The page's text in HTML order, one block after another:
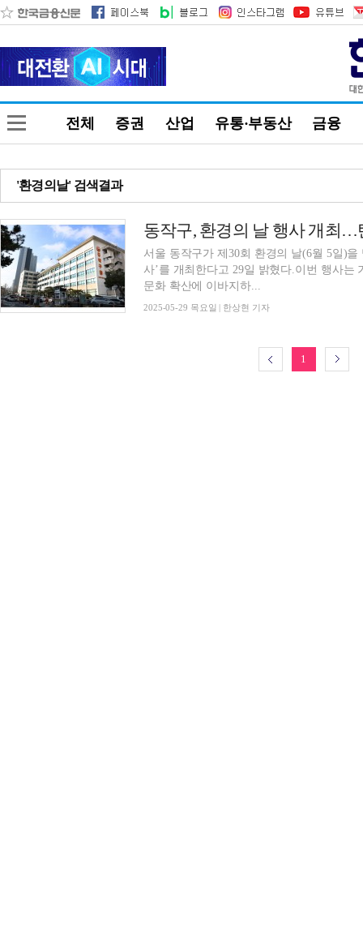
전체 증권 산업 유통·부동산 금융
'환경의날' 검색결과
동작구, 환경의 날 행사 개최…
서울 동작구가 제30회 환경의 날(6월 5일)
사’를 개최한다고 29일 밝혔다.이번 행사
문화 확산에 이바지하...
2025-05-29 목요일 | 한상현 기자
1